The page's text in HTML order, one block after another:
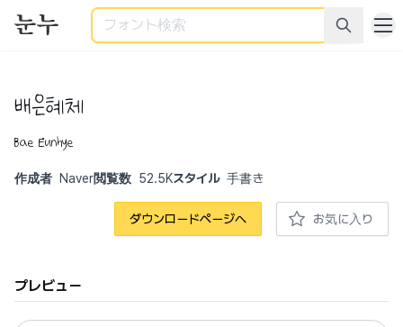
検索
배은혜체
Bae Eunhye
作成者 Naver閲覧数 52.5Kスタイル 手書き
ダウンロードページへ お気に入り
プレビュー